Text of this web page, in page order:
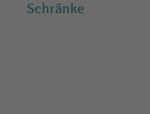
Schränke